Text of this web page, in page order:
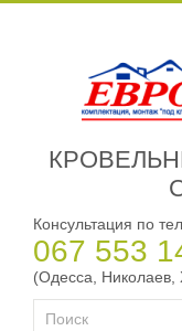
Консультация по
067 553
(Одесса, Николаев,